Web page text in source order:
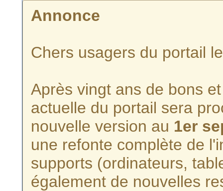
Annonce
Chers usagers du portail
Après vingt ans de bons
actuelle du portail sera
nouvelle version au 1er
une refonte complète de
supports (ordinateurs,
également de nouvelles